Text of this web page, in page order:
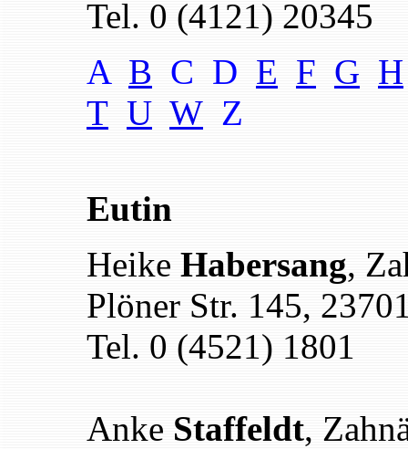
Tel. 0 (4121) 20345
A B C D E F G H
T U W Z
Eutin
Heike Habersang,
Plöner Str. 145,
Tel. 0 (4521) 1801
Anke Staffeldt,